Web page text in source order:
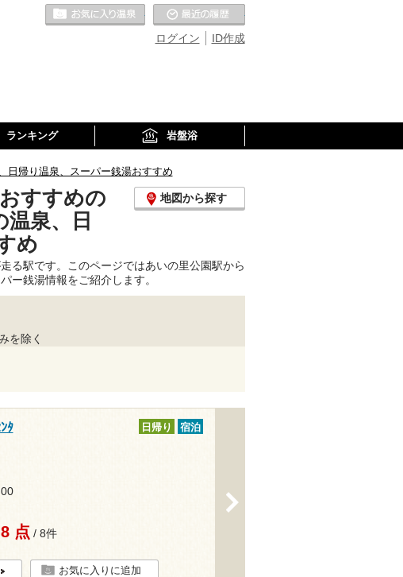
ID作成
ログイン
お気に入りの温泉
ランキング 岩盤浴
日帰り温泉、スーパー銭湯おすすめ
すすめの
泉、日
め
地図から探す
る駅です。このページではあいの里公園駅から
ー銭湯情報をご紹介します。
を除く
ﾀ
日帰り 宿泊
点 / 8件
お気に入りに追加